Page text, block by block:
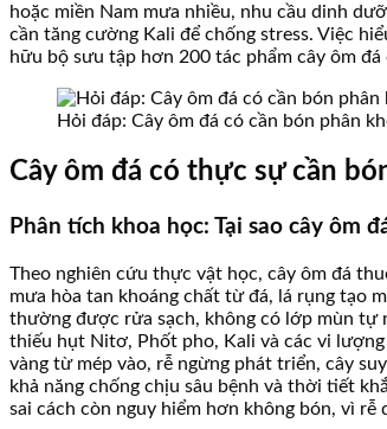
hoặc miền Nam mưa nhiều, nhu cầu dinh
cần tăng cường Kali để chống stress. Việc
hữu bộ sưu tập hơn 200 tác phẩm cây ôm
Hỏi đáp: Cây ôm đá có cần bón phân
Cây ôm đá có thực sự cần
Phân tích khoa học: Tại sao cây ôm
Theo nghiên cứu thực vật học, cây ôm đá
mưa hòa tan khoáng chất từ đá, lá rụng tạo
thường được rửa sạch, không có lớp mùn tự
thiếu hụt Nitơ, Phốt pho, Kali và các vi
vàng từ mép vào, rễ ngừng phát triển, cây
khả năng chống chịu sâu bệnh và thời tiết
sai cách còn nguy hiểm hơn không bón, vì